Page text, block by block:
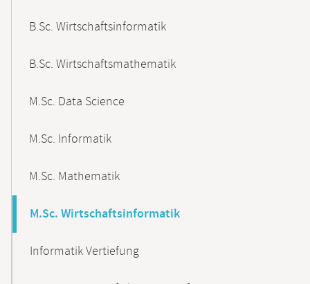
B.Sc. Wirtschaftsinformatik
B.Sc. Wirtschaftsmathematik
M.Sc. Data Science
M.Sc. Informatik
M.Sc. Mathematik
M.Sc. Wirtschaftsinformatik
Informatik Vertiefung